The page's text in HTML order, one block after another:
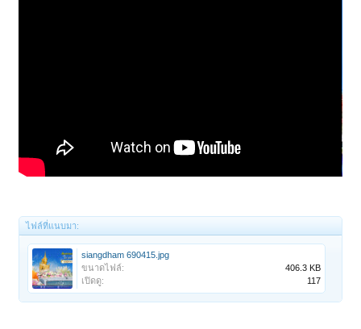
ไฟล์ที่แนบมา:
siangdham 690415.jpg
ขนาดไฟล์:
406.3 KB
เปิดดู:
117